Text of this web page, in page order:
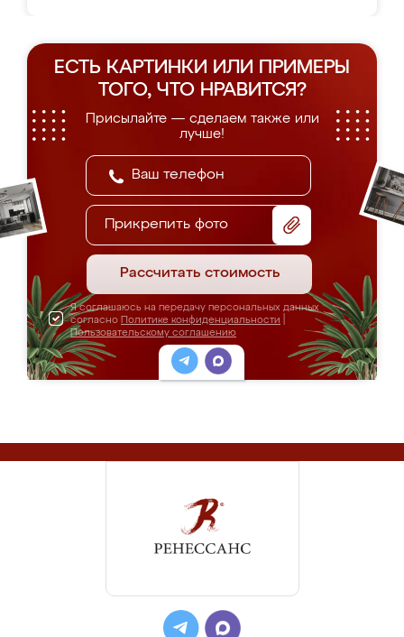
ЕСТЬ КАРТИНКИ ИЛИ ПРИМЕРЫ
ТОГО, ЧТО НРАВИТСЯ?
Присылайте — сделаем также или
лучше!
Прикрепить фото
Рассчитать стоимость
Я соглашаюсь на передачу персональных данных
согласно Политике конфиденциальности
Пользовательскому соглашению